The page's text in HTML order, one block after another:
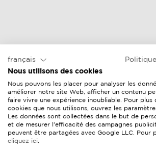
français
Nous utilisons des cookies
Nous pouvons les placer pour analyser les
améliorer notre site Web, afficher un contenu
faire vivre une expérience inoubliable. Pour plus
cookies que nous utilisons, ouvrez les
Les données sont collectées dans le but de
et de mesurer l'efficacité des campagnes
peuvent être partagées avec Google LLC. Pour
cliquez ici.